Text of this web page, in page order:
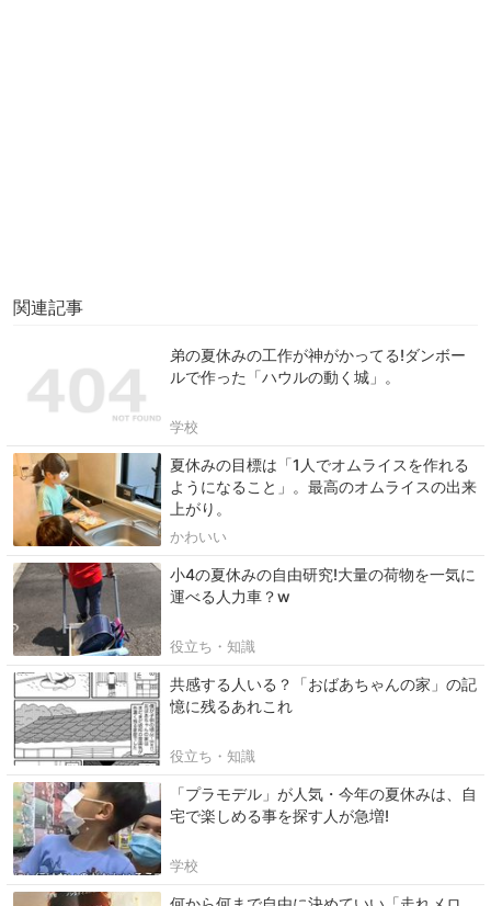
関連記事
弟の夏休みの工作が神がかってる!ダンボー
ルで作った「ハウルの動く城」。
学校
夏休みの目標は「1人でオムライスを作れる
ようになること」。最高のオムライスの出来
上がり。
かわいい
小4の夏休みの自由研究!大量の荷物を一気に
運べる人力車？w
役立ち・知識
共感する人いる？「おばあちゃんの家」の記
憶に残るあれこれ
役立ち・知識
「プラモデル」が人気・今年の夏休みは、自
宅で楽しめる事を探す人が急増!
学校